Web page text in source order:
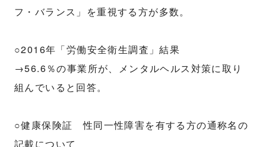
フ・バランス」を重視する方が多数。
○2016年「労働安全衛生調査」結果
→56.6％の事業所が、メンタルヘルス対策に取り
組んでいると回答。
○健康保険証 性同一性障害を有する方の通称名の
記載について